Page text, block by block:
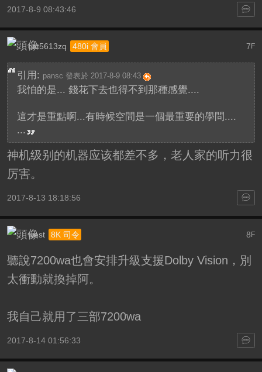
2017-8-9 08:43:46
7 F
cat5613zq 480i 會員
引用: pansc 發表於 2017-8-9 08:43
我怕的是... 錢花下去也得不到那種感覺....
這才是重點啊...有時候空間是一個最重要的學問....
...
神机级别的机器应该都差不多，老人家的听力很
厉害。
2017-8-13 18:18:56
8 F
west 8K 司令
聽說7200wa也會安排升級支援Dolby Vision，別
太衝動就換掉阿。
我自己就用了三部7200wa
2017-8-14 01:56:33